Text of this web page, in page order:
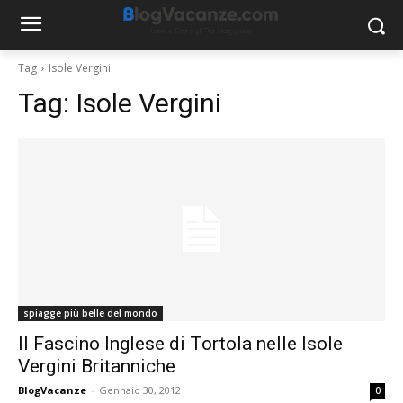
Tag Isole Vergini
Tag: Isole Vergini
spiagge più belle del mondo
Il Fascino Inglese di Tortola nelle Isole
Vergini Britanniche
BlogVacanze - Gennaio 30, 2012 0